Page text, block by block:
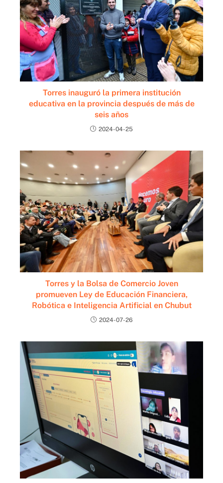
Torres inauguró la primera institución
educativa en la provincia después de más de
seis años
2024-04-25
Torres y la Bolsa de Comercio Joven
promueven Ley de Educación Financiera,
Robótica e Inteligencia Artificial en Chubut
2024-07-26